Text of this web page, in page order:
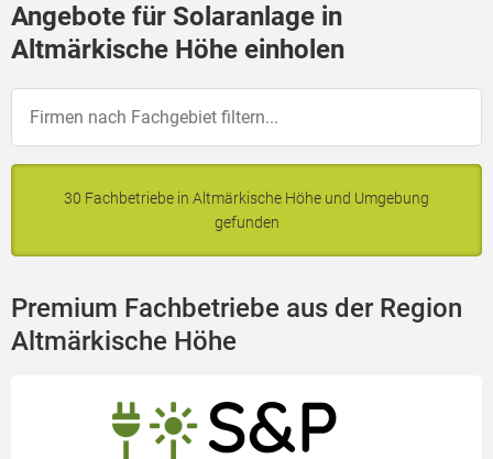
Angebote für Solaranlage in
Altmärkische Höhe einholen
30 Fachbetriebe in Altmärkische Höhe und Umgebung
gefunden
Premium Fachbetriebe aus der Region
Altmärkische Höhe